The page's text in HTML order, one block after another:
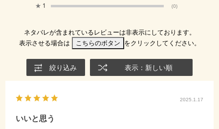
★ 1 (0)
ネタバレが含まれているレビューは非表示にしております。
表示させる場合は
こちらのボタン をクリックしてください。
絞り込み 表示：新しい順
2025.1.17
いいと思う